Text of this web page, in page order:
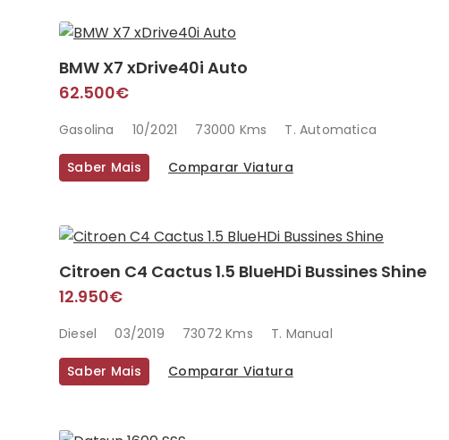
BMW X7 xDrive40i Auto
62.500€
Gasolina 10/2021 73000 Kms T. Automatica
Saber Mais Comparar Viatura
Citroen C4 Cactus 1.5 BlueHDi Bussines Shine
12.950€
Diesel 03/2019 73072 Kms T. Manual
Saber Mais Comparar Viatura